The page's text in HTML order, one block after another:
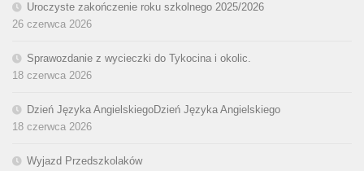
Uroczyste zakończenie roku szkolnego 2025/2026
26 czerwca 2026
Sprawozdanie z wycieczki do Tykocina i okolic.
18 czerwca 2026
Dzień Języka AngielskiegoDzień Języka Angielskiego
18 czerwca 2026
Wyjazd Przedszkolaków